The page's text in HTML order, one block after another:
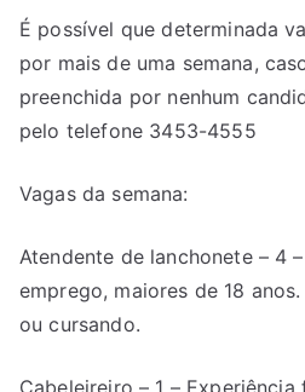
É possível que determinada
por mais de uma semana,
preenchida por nenhum
pelo telefone 3453-4555
Vagas da semana:
Atendente de lanchonete – 4
emprego, maiores de 18
ou cursando.
Cabeleireiro – 1 –